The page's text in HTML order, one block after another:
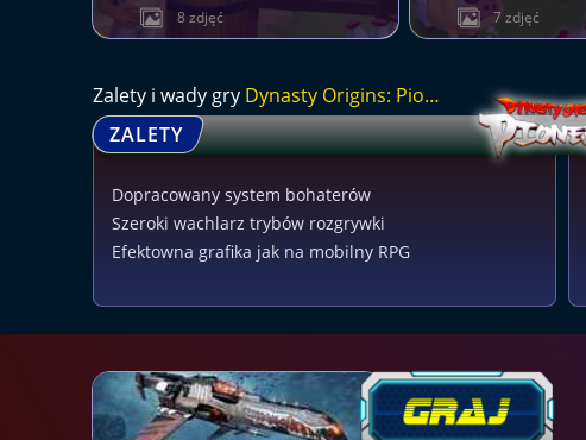
8 zdjęć 7 zdjęć
Zalety i wady gry Dynasty Origins: Pioneer
ZALETY
Dopracowany system bohaterów
Szeroki wachlarz trybów rozgrywki
Efektowna grafika jak na mobilny RPG